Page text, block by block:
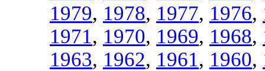
1979, 1978, 1977, 1976,
1971, 1970, 1969, 1968,
1963, 1962, 1961, 1960,